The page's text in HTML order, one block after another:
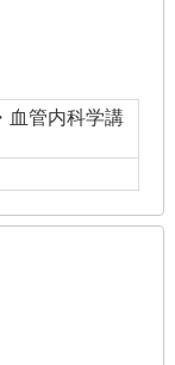
血管内科学講